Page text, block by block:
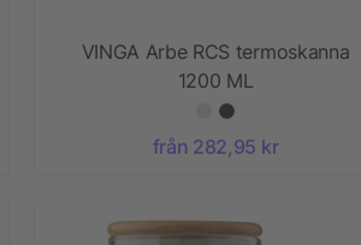
VINGA Arbe RCS termoskanna
1200 ML
från 282,95 kr